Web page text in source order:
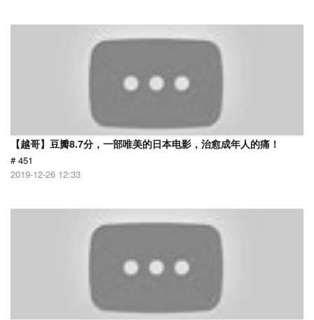
【越哥】豆瓣8.7分，一部唯美的日本电影，治愈成年人的痛！
# 451
2019-12-26 12:33